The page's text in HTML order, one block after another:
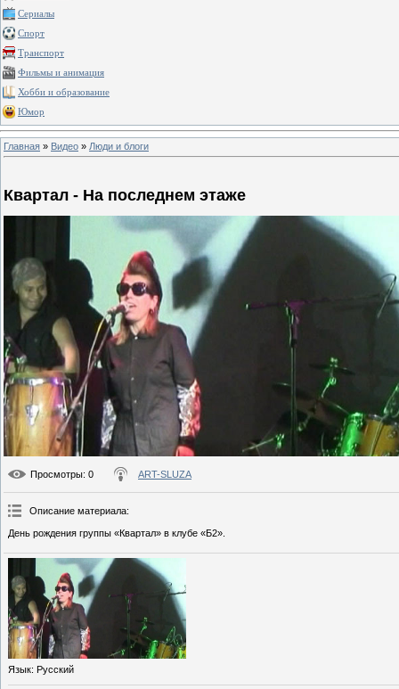
Сериалы
Спорт
Транспорт
Фильмы и анимация
Хобби и образование
Юмор
Главная » Видео » Люди и блоги
Квартал - На последнем этаже
Просмотры: 0 ART-SLUZA
Описание материала:
День рождения группы «Квартал» в клубе «Б2».
Язык: Русский